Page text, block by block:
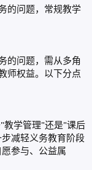
的问题，常规教学
的问题，需从多角
师权益。以下分点
学管理"还是"课后
减轻义务教育阶段
参与、公益属